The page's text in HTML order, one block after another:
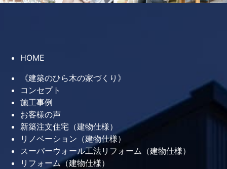
HOME
《建築のひら木の家づくり》
コンセプト
施工事例
お客様の声
新築注文住宅（建物仕様）
リノベーション（建物仕様）
スーパーウォール工法リフォーム（建物仕様）
リフォーム（建物仕様）